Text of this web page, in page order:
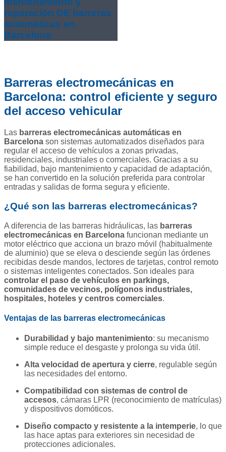
reparación DE barreras
automáticas en
Barcelona
Barreras electromecánicas en
Barcelona: control eficiente y seguro
del acceso vehicular
Las barreras electromecánicas automáticas en
Barcelona son sistemas automatizados diseñados para
regular el acceso de vehículos a zonas privadas,
residenciales, industriales o comerciales. Gracias a su
fiabilidad, bajo mantenimiento y capacidad de adaptación,
se han convertido en la solución preferida para controlar
entradas y salidas de forma segura y eficiente.
¿Qué son las barreras electromecánicas?
A diferencia de las barreras hidráulicas, las barreras
electromecánicas en Barcelona funcionan mediante un
motor eléctrico que acciona un brazo móvil (habitualmente
de aluminio) que se eleva o desciende según las órdenes
recibidas desde mandos, lectores de tarjetas, control remoto
o sistemas inteligentes conectados. Son ideales para
controlar el paso de vehículos en parkings,
comunidades de vecinos, polígonos industriales,
hospitales, hoteles y centros comerciales.
Ventajas de las barreras electromecánicas
Durabilidad y bajo mantenimiento: su mecanismo
simple reduce el desgaste y prolonga su vida útil.
Alta velocidad de apertura y cierre, regulable según
las necesidades del entorno.
Compatibilidad con sistemas de control de
accesos, cámaras LPR (reconocimiento de matrículas)
y dispositivos domóticos.
Diseño compacto y resistente a la intemperie, lo que
las hace aptas para exteriores sin necesidad de
protecciones adicionales.